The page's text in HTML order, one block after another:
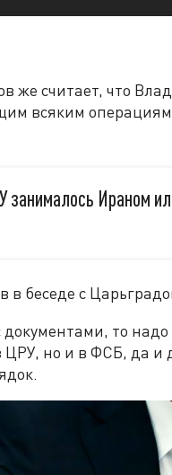
же считает, что
всяким
занималось Ираном
в беседе с
то надо
ЦРУ, но и в ФСБ, да и